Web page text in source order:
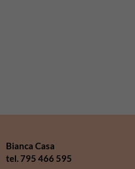
Bianca Casa
tel. 795 466 595